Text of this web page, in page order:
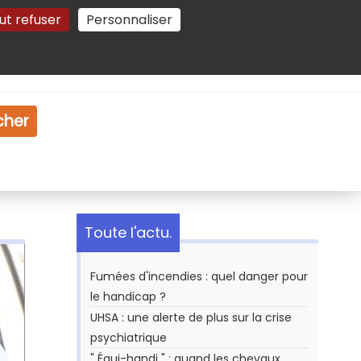
refuser Personnaliser
Gestion des cookies
Toute l'actu.
Fumées d'incendies : quel danger pour
le handicap ?
UHSA : une alerte de plus sur la crise
psychiatrique